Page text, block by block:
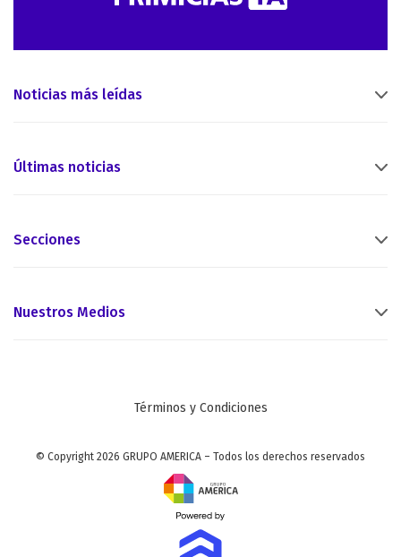
Noticias más leídas
Últimas noticias
Secciones
Nuestros Medios
Términos y Condiciones
© Copyright 2026 GRUPO AMERICA – Todos los derechos reservados